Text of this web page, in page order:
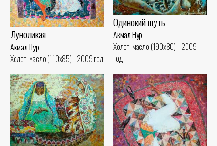
Одинокий щуть
Акмал Нур
Холст, масло (190x80) - 2009
год
Луноликая
Акмал Нур
Холст, масло (110x85) - 2009 год